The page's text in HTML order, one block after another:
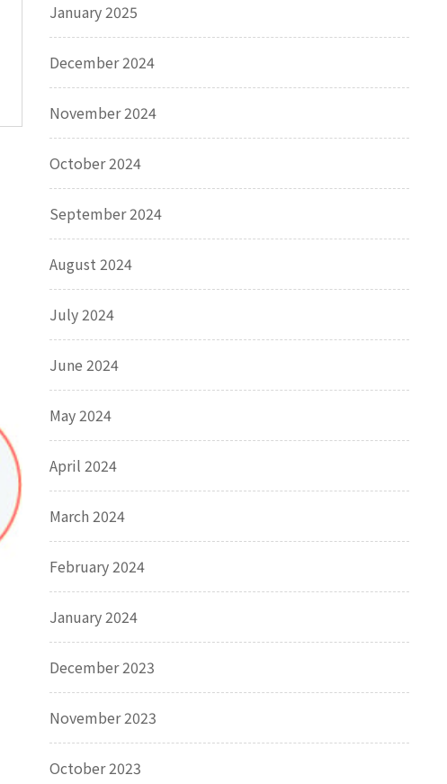
January 2025
December 2024
November 2024
October 2024
September 2024
August 2024
July 2024
June 2024
May 2024
April 2024
March 2024
February 2024
January 2024
December 2023
November 2023
October 2023